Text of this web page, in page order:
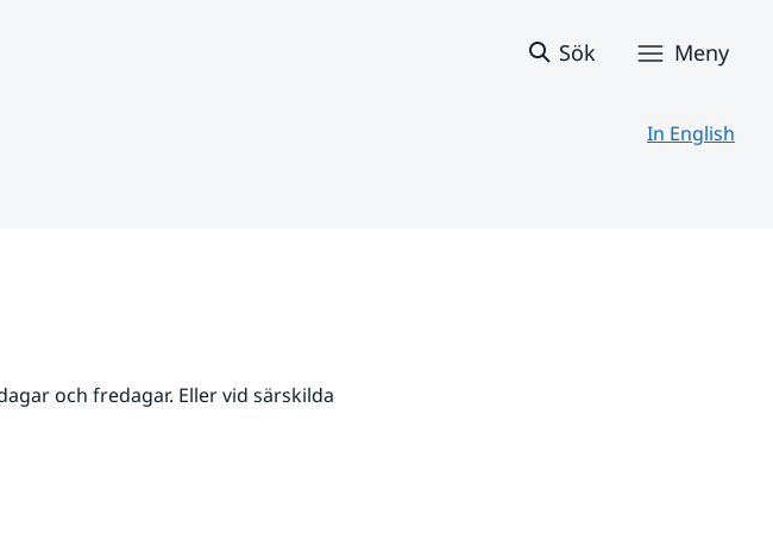
Sök Meny
In English
och fredagar. Eller vid särskilda